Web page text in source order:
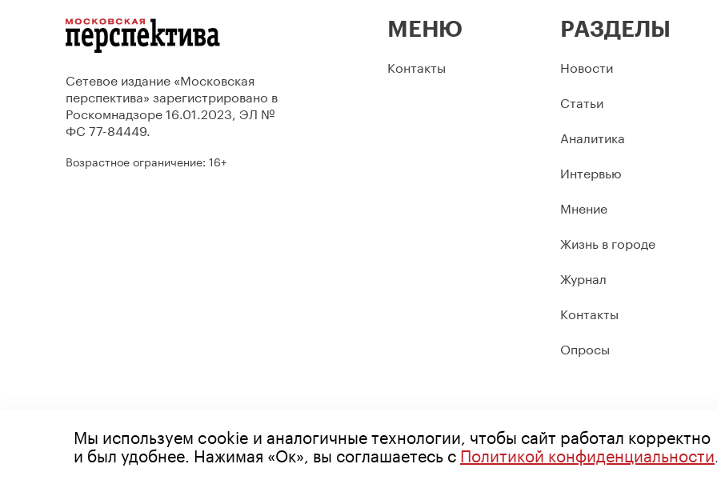
Сетевое издание «Московская
перспектива» зарегистрировано в
Роскомнадзоре 16.01.2023, ЭЛ №
ФС 77-84449.
Возрастное ограничение: 16+
МЕНЮ
Контакты
РАЗДЕЛЫ
Новости
Статьи
Аналитика
Интервью
Мнение
Жизнь в городе
Журнал
Контакты
Опросы
© 2026 Все права защищены
Мы используем cookie и аналогичные технологии, чтобы сайт работал корректно
и был удобнее. Нажимая «Ок», вы соглашаетесь сПолитикой конфиденциальности